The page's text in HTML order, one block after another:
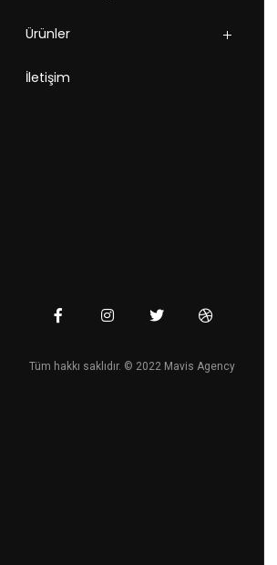
Ürünler
İletişim
Tüm hakkı saklıdır. © 2022 Mavis Agency